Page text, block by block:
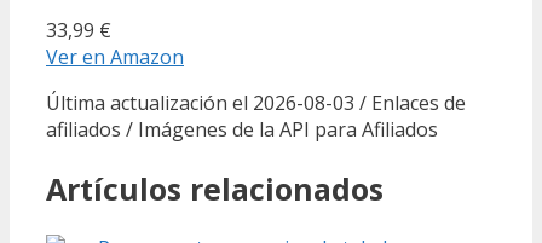
33,99 €
Ver en Amazon
Última actualización el 2026-08-03 / Enlaces de
afiliados / Imágenes de la API para Afiliados
Artículos relacionados